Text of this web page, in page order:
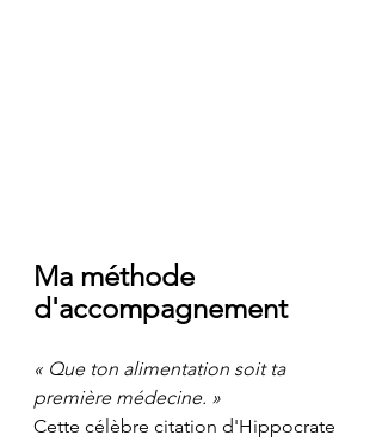
Ma méthode
d'accompagnement
« Que ton alimentation soit ta
première médecine. »
Cette célèbre citation d'Hippocrate